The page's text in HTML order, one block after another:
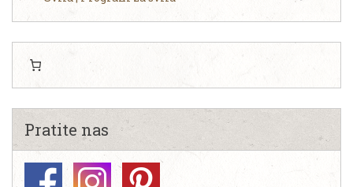
Pratite nas